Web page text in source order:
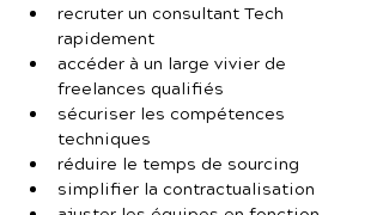
recruter un consultant Tech
rapidement
accéder à un large vivier de
freelances qualifiés
sécuriser les compétences
techniques
réduire le temps de sourcing
simplifier la contractualisation